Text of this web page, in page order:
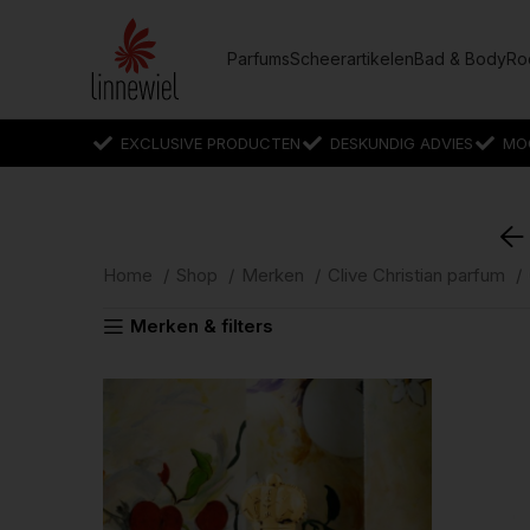
ParfumsScheerartikelenBad & Body
EXCLUSIVE PRODUCTEN DESKUNDIG ADVIES
Home Shop Merken Clive Christian parfum
Merken & filters